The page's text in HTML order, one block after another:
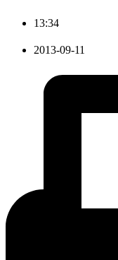
13:34
2013-09-11